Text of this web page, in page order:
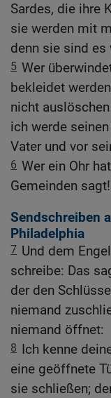
Sardes, die ihre
sie werden mit
denn sie sind es
5 Wer
bekleidet
nicht
ich werde
Vater und vor
6 Wer ein Ohr
Gemeinden sagt!
Sendschreiben
Philadelphia
7 Und dem
schreibe: Das
der den
niemand
niemand öffnet:
8 Ich kenne
eine geöffnete
sie schließen;